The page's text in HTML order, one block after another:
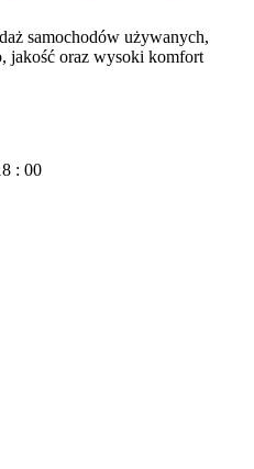
samochodów używanych,
jakość oraz wysoki komfort
: 00